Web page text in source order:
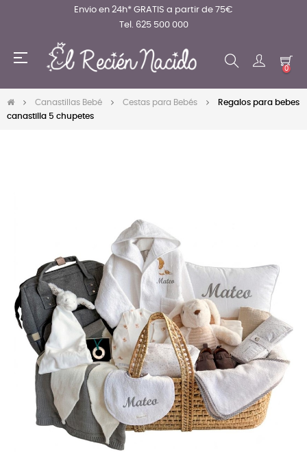
Envio en 24h* GRATIS a partir de 75€
Tel. 625 500 000
Navegación
☰
0
Canastillas Bebé Cestas para Bebés
Regalos para bebes
canastilla 5 chupetes